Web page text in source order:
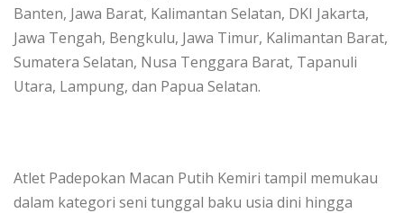
Banten, Jawa Barat, Kalimantan Selatan, DKI Jakarta,
Jawa Tengah, Bengkulu, Jawa Timur, Kalimantan Barat,
Sumatera Selatan, Nusa Tenggara Barat, Tapanuli
Utara, Lampung, dan Papua Selatan.
Atlet Padepokan Macan Putih Kemiri tampil memukau
dalam kategori seni tunggal baku usia dini hingga